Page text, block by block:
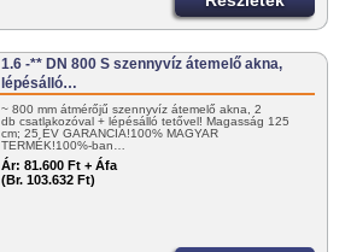
1.6 -** DN 800 S szennyvíz átemelő akna,
lépésálló…
~ 800 mm átmérőjű szennyvíz átemelő akna, 2
db csatlakozóval + lépésálló tetővel! Magasság 125
cm; 25 ÉV GARANCIA!100% MAGYAR
TERMÉK!100%-ban…
Ár: 81.600 Ft + Áfa
(Br. 103.632 Ft)